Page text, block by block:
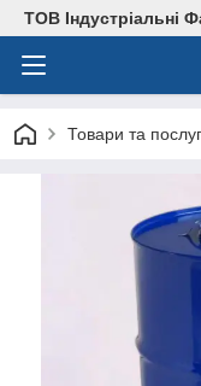
ТОВ Індустріальні
Товари та